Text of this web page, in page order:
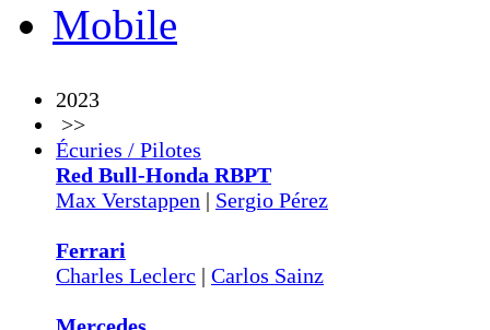
Mobile
2023
>>
Écuries / Pilotes
Red Bull-Honda RBPT
Max Verstappen | Sergio Pérez
Ferrari
Charles Leclerc | Carlos Sainz